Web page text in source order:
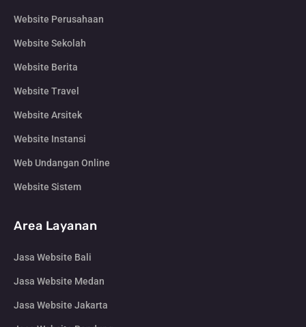
Website Perusahaan
Website Sekolah
Website Berita
Website Travel
Website Arsitek
Website Instansi
Web Undangan Online
Website Sistem
Area Layanan
Jasa Website Bali
Jasa Website Medan
Jasa Website Jakarta